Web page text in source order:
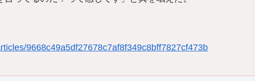
9668c49a5df27678c7af8f349c8bff7827cf473b